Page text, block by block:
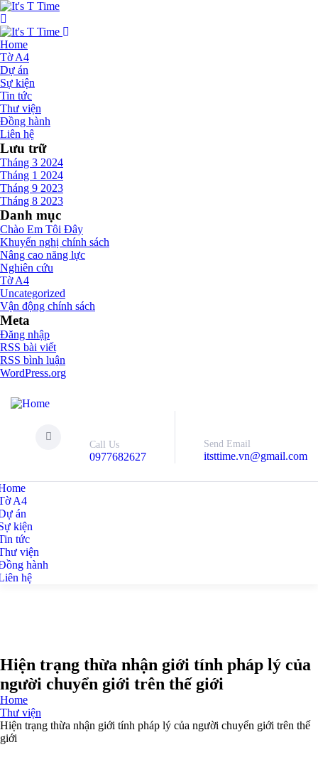
Home
Tờ A4
Dự án
Sự kiện
Tin tức
Thư viện
Đồng hành
Liên hệ
Lưu trữ
Tháng 3 2024
Tháng 1 2024
Tháng 9 2023
Tháng 8 2023
Danh mục
Chào Em Tôi Đây
Khuyến nghị chính sách
Nâng cao năng lực
Nghiên cứu
Tờ A4
Uncategorized
Vận động chính sách
Meta
Đăng nhập
RSS bài viết
RSS bình luận
WordPress.org
Call Us
0977682627
Send Email
itsttime.vn@gmail.com
A4
án
kiện
tức
viện
hành
hệ
Hiện trạng thừa nhận giới tính pháp lý của
người chuyển giới trên thế giới
Home
Thư viện
Hiện trạng thừa nhận giới tính pháp lý của người chuyển giới trên thế
giới